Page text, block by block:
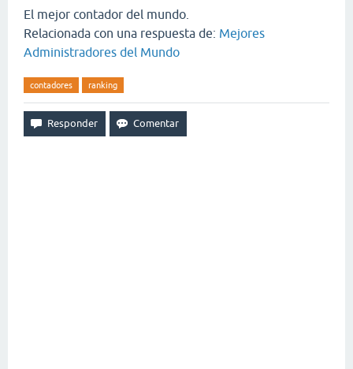
El mejor contador del mundo.
Relacionada con una respuesta de: Mejores
Administradores del Mundo
contadores ranking